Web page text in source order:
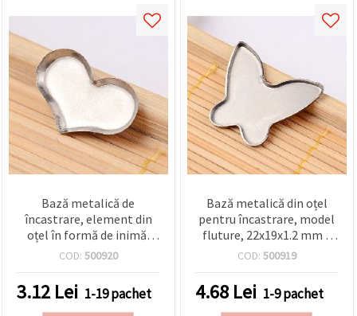
Bază metalică de
încastrare, element din
oțel în formă de inimă,
15x11x1,5 mm, set 5 buc.
COD: 500920
3.12 Lei 1-19 pachet
Bază metalică din oțel
pentru încastrare, model
fluture, 22x19x1.2 mm –
set 5 bucăți, pentru
COD: 500919
4.68 Lei 1-9 pachet